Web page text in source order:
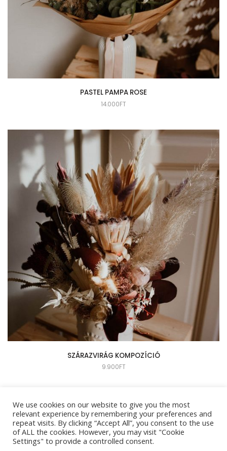
PASTEL PAMPA ROSE
14.000FT
SZÁRAZVIRÁG KOMPOZÍCIÓ
9.900FT
© 2026 TWO SISTERS. ALL RIGHTS RESERVED.
We use cookies on our website to give you the most
relevant experience by remembering your preferences and
repeat visits. By clicking “Accept All”, you consent to the use
of ALL the cookies. However, you may visit "Cookie
Settings" to provide a controlled consent.